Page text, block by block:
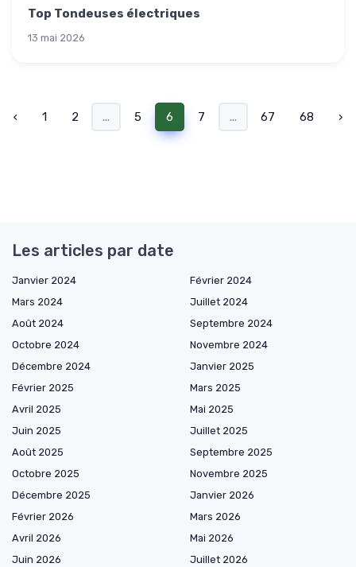
Top Tondeuses électriques
13 mai 2026
‹ 1 2 ... 5 6 7 ... 67 68 ›
Les articles par date
Janvier 2024
Février 2024
Mars 2024
Juillet 2024
Août 2024
Septembre 2024
Octobre 2024
Novembre 2024
Décembre 2024
Janvier 2025
Février 2025
Mars 2025
Avril 2025
Mai 2025
Juin 2025
Juillet 2025
Août 2025
Septembre 2025
Octobre 2025
Novembre 2025
Décembre 2025
Janvier 2026
Février 2026
Mars 2026
Avril 2026
Mai 2026
Juin 2026
Juillet 2026